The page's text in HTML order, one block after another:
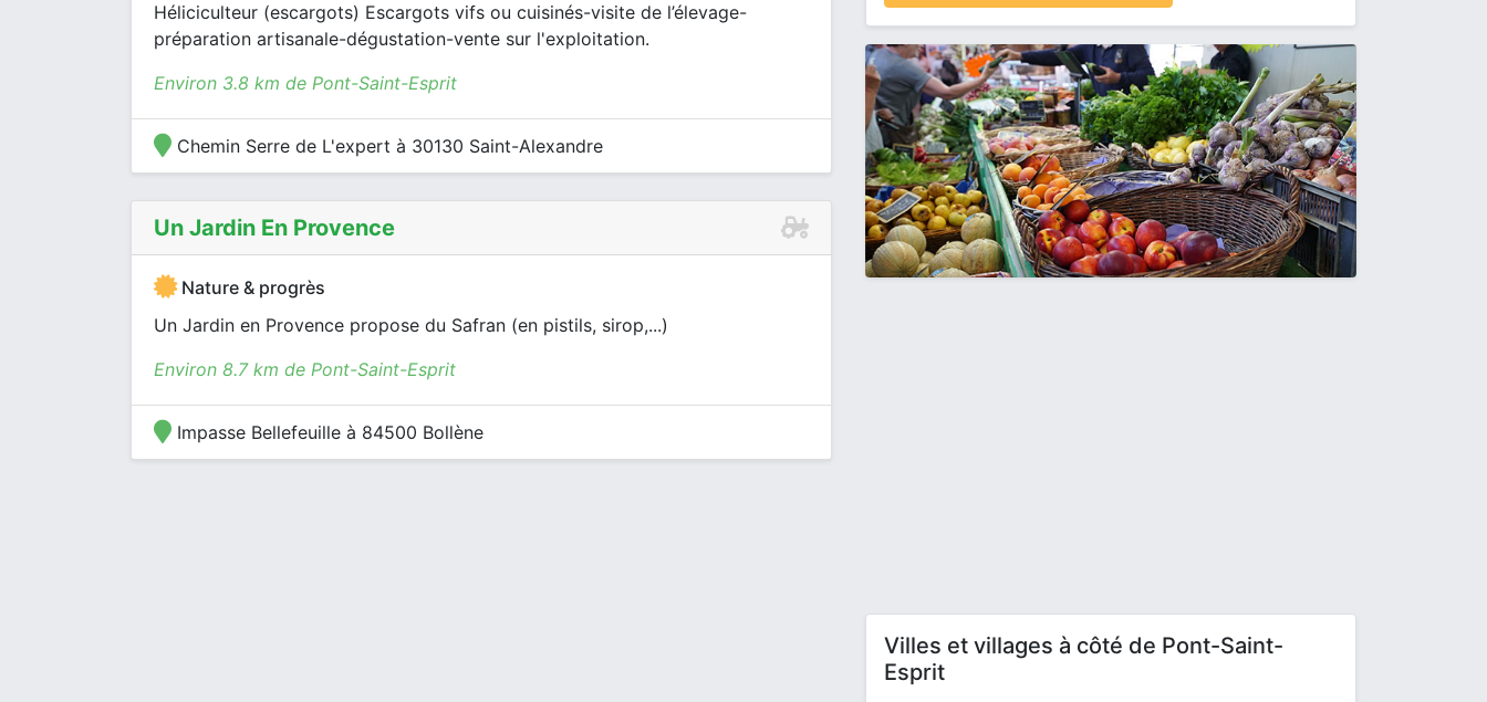
Héliciculteur (escargots) Escargots vifs ou cuisinés-visite de l’élevage-
préparation artisanale-dégustation-vente sur l'exploitation.
Environ 3.8 km de Pont-Saint-Esprit
Chemin Serre de L'expert à 30130 Saint-Alexandre
Un Jardin En Provence
Nature & progrès
Un Jardin en Provence propose du Safran (en pistils, sirop,...)
Environ 8.7 km de Pont-Saint-Esprit
Impasse Bellefeuille à 84500 Bollène
Villes et villages à côté de Pont-Saint-
Esprit